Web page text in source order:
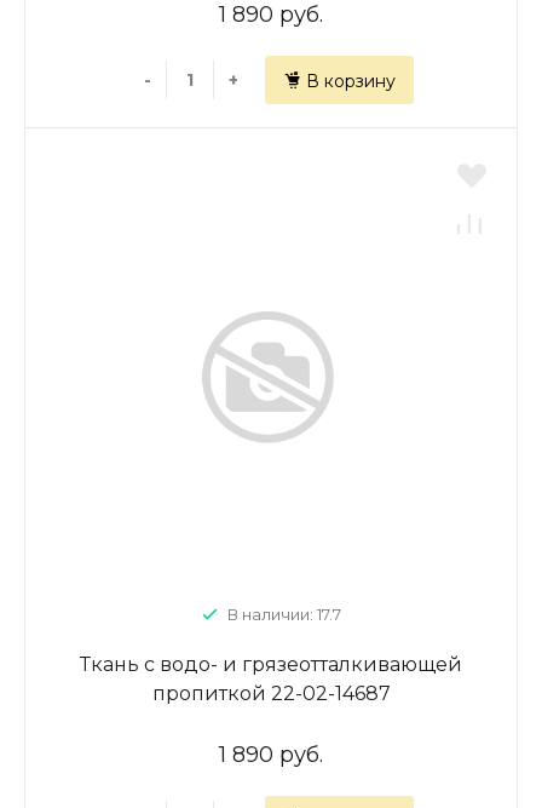
1 890 руб.
- + В корзину
В наличии: 17.7
Ткань с водо- и грязеотталкивающей
пропиткой 22-02-14687
1 890 руб.